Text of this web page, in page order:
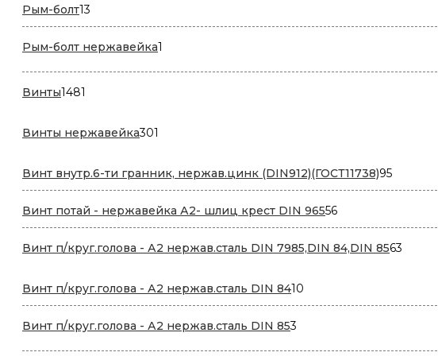
Рым-болт13
товаров
Рым-болт нержавейка1
Винты1481
Винты нержавейка301
Винт внутр.6-ти гранник, нержав.цинк (DIN912)(ГОСТ11738)9595
товаров
Винт потай - нержавейка А2- шлиц крест DIN 9655656
товаров
Винт п/круг.голова - А2 нержав.сталь DIN 7985,DIN 84,DIN 8563
Винт п/круг.голова - А2 нержав.сталь DIN 8410
товаров
Винт п/круг.голова - А2 нержав.сталь DIN 853